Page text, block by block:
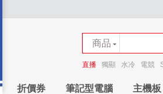
商品
商店
直播 獨顯 水冷 電競
折價券 筆記型電腦 主機板